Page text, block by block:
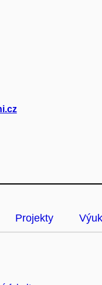
Projekty